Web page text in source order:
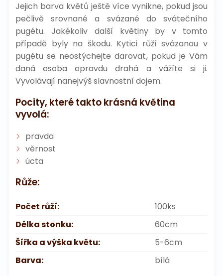
Jejich barva květů ještě více vynikne, pokud jsou
pečlivě srovnané a svázané do svátečního
pugétu. Jakékoliv další květiny by v tomto
případě byly na škodu. Kytici růží svázanou v
pugétu se neostýchejte darovat, pokud je Vám
daná osoba opravdu drahá a vážíte si ji.
Vyvolávají nanejvýš slavnostní dojem.
Pocity, které takto krásná květina
vyvolá:
pravda
věrnost
úcta
Růže:
Počet růží:
100ks
Délka stonku:
60cm
Šířka a výška květu:
5-6cm
Barva:
bílá